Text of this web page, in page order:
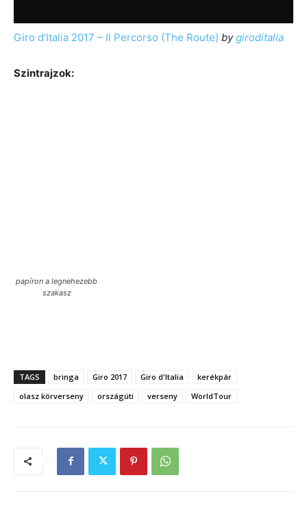
Giro d’Italia 2017 – Il Percorso (The Route) bygiroditalia
Szintrajzok:
papíron a legnehezebb
szakasz
TAGS bringa Giro 2017 Giro d'Italia
kerékpár
olasz körverseny
országúti verseny WorldTour